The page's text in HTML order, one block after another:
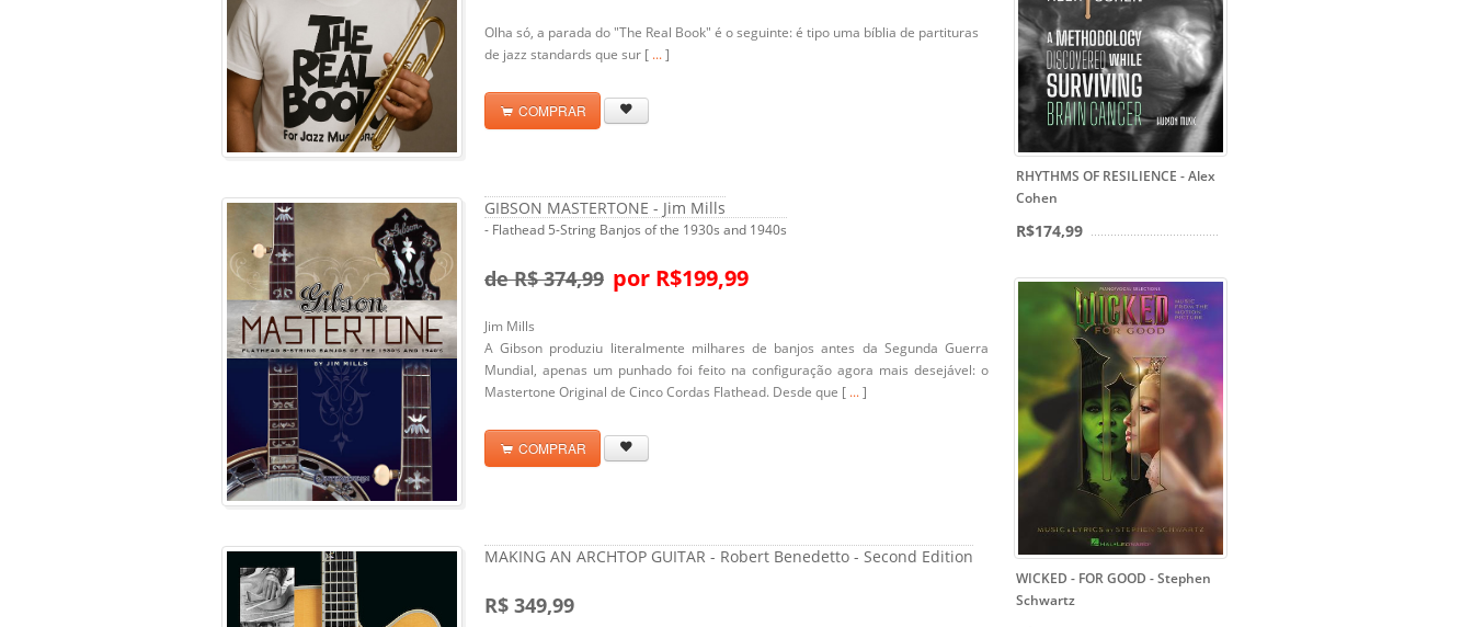
Olha só, a parada do "The Real Book" é o seguinte: é tipo uma bíblia de partituras
de jazz standards que sur [ ...]
COMPRAR
GIBSON MASTERTONE - Jim Mills
- Flathead 5-String Banjos of the 1930s and 1940s
de R$ 374,99 por R$199,99
Jim Mills
A Gibson produziu literalmente milhares de banjos antes da Segunda Guerra
Mundial, apenas um punhado foi feito na configuração agora mais desejável: o
Mastertone Original de Cinco Cordas Flathead. Desde que [ ...]
COMPRAR
MAKING AN ARCHTOP GUITAR - Robert Benedetto - Second Edition
R$ 349,99
RHYTHMS OF RESILIENCE - Alex
Cohen
R$174,99
WICKED - FOR GOOD - Stephen
Schwartz